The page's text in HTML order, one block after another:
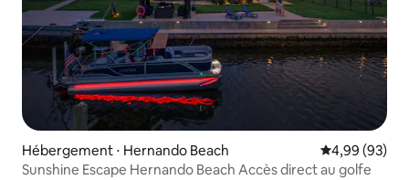
Hébergement ⋅ Hernando Beach Évaluation
4,99 (93)
Sunshine Escape Hernando Beach Accès direct au golfe